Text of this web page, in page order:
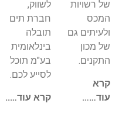
של רשויות
המכס
ולעיתים גם
של מכון
התקנים.
קרא
עוד……
לשווק,
חברת תים
תובלה
בינלאומית
בע"מ תוכל
לסייע לכם.
קרא עוד…..